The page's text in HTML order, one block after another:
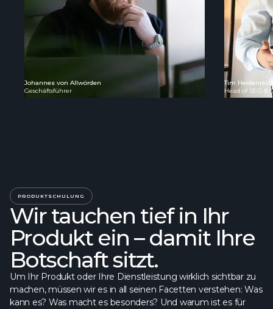
Johannes von Allwörden
Geschäftsführer
Tim
Head of SEO &
PRODUKTSCHULUNG
Wir tauchen tief in Ihr
Produkt ein – damit Ihre
Botschaft sitzt.
Um Ihr Produkt oder Ihre Dienstleistung wirklich sichtbar zu
machen, müssen wir es in all seinen Facetten verstehen: Was
kann es? Was macht es besonders? Und warum ist es für